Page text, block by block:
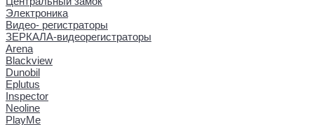
Электроника
Видео- регистраторы
ЗЕРКАЛА-видеорегистраторы
Arena
Blackview
Dunobil
Eplutus
Inspector
Neoline
PlayMe